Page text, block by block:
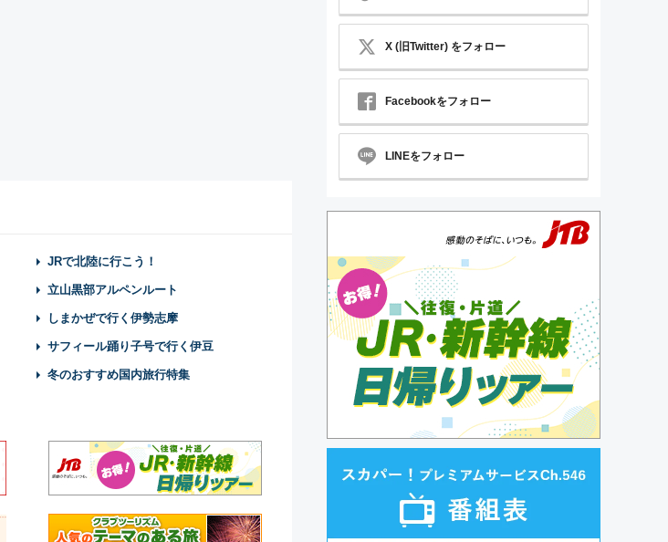
JRで北陸に行こう！
立山黒部アルペンルート
しまかぜで行く伊勢志摩
サフィール踊り子号で行く伊豆
冬のおすすめ国内旅行特集
X (旧Twitter) をフォロー
Facebookをフォロー
LINEをフォロー